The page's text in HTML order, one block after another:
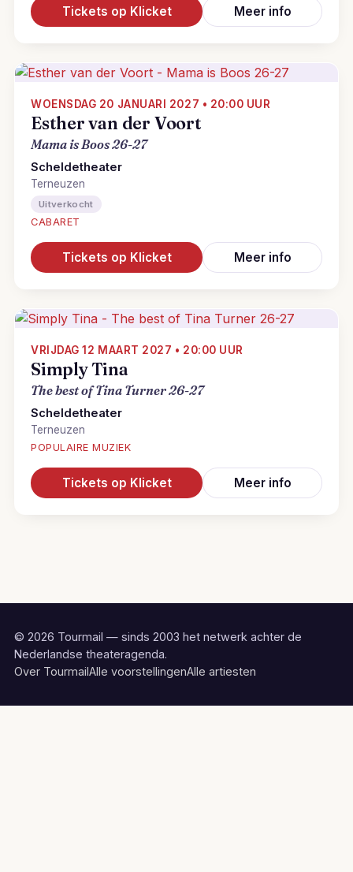
Tickets op Klicket Meer info
WOENSDAG 20 JANUARI 2027 • 20:00 UUR
Esther van der Voort
Mama is Boos 26-27
Scheldetheater
Terneuzen
Uitverkocht
CABARET
Tickets op Klicket Meer info
VRIJDAG 12 MAART 2027 • 20:00 UUR
Simply Tina
The best of Tina Turner 26-27
Scheldetheater
Terneuzen
POPULAIRE MUZIEK
Tickets op Klicket Meer info
© 2026 Tourmail — sinds 2003 het netwerk achter de
Nederlandse theateragenda.
Over TourmailAlle voorstellingenAlle artiesten